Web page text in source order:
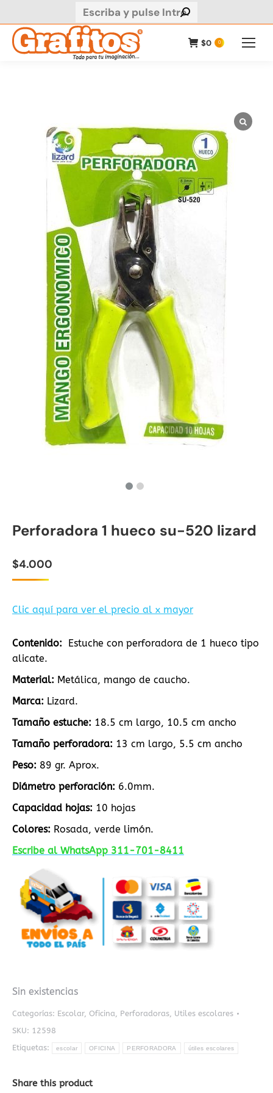
Buscar:
$0 0
Perforadora 1 hueco su-520 lizard
$4.000
Clic aquí para ver el precio al x mayor
Contenido: Estuche con perforadora de 1 hueco tipo
alicate.
Material: Metálica, mango de caucho.
Marca: Lizard.
Tamaño estuche: 18.5 cm largo, 10.5 cm ancho
Tamaño perforadora: 13 cm largo, 5.5 cm ancho
Peso: 89 gr. Aprox.
Diámetro perforación: 6.0mm.
Capacidad hojas: 10 hojas
Colores: Rosada, verde limón.
Escribe al WhatsApp 311-701-8411
Sin existencias
Categorías: Escolar, Oficina, Perforadoras, Utiles escolares
SKU: 12598
Etiquetas:
escolar OFICINA PERFORADORA útiles escolares
Share this product